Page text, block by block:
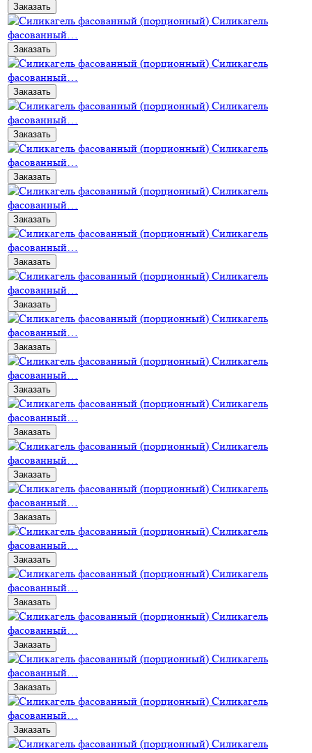
Заказать
Силикагель
фасованный…
Заказать
Силикагель
фасованный…
Заказать
Силикагель
фасованный…
Заказать
Силикагель
фасованный…
Заказать
Силикагель
фасованный…
Заказать
Силикагель
фасованный…
Заказать
Силикагель
фасованный…
Заказать
Силикагель
фасованный…
Заказать
Силикагель
фасованный…
Заказать
Силикагель
фасованный…
Заказать
Силикагель
фасованный…
Заказать
Силикагель
фасованный…
Заказать
Силикагель
фасованный…
Заказать
Силикагель
фасованный…
Заказать
Силикагель
фасованный…
Заказать
Силикагель
фасованный…
Заказать
Силикагель
фасованный…
Заказать
Силикагель